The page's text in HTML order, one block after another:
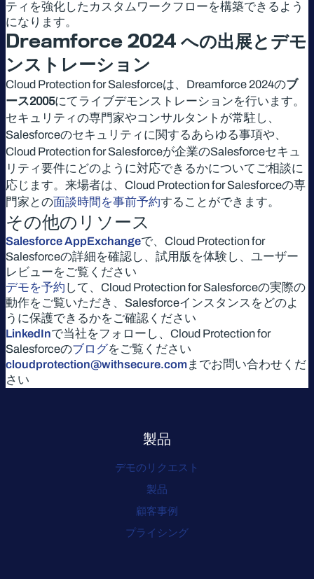
ティを強化したカスタムワークフローを構築できるよう
になります。
Dreamforce 2024 への出展とデモ
ンストレーション
Cloud Protection for Salesforceは、Dreamforce 2024のブ
ース2005にてライブデモンストレーションを行います。
セキュリティの専門家やコンサルタントが常駐し、
Salesforceのセキュリティに関するあらゆる事項や、
Cloud Protection for Salesforceが企業のSalesforceセキュ
リティ要件にどのように対応できるかについてご相談に
応じます。来場者は、Cloud Protection for Salesforceの専
門家との面談時間を事前予約することができます。
その他のリソース
Salesforce AppExchangeで、Cloud Protection for
Salesforceの詳細を確認し、試用版を体験し、ユーザー
レビューをご覧ください
デモを予約 して、Cloud Protection for Salesforceの実際の
動作をご覧いただき、Salesforceインスタンスをどのよ
うに保護できるかをご確認ください
LinkedInで当社をフォローし、Cloud Protection for
Salesforceのブログをご覧ください
cloudprotection@withsecure.comまでお問い合わせくだ
さい
製品
デモのリクエスト
製品
顧客事例
プライシング